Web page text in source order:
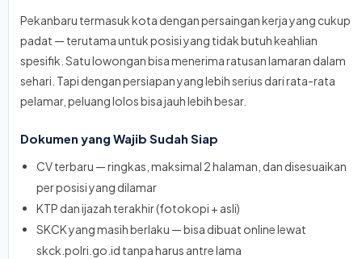
Pekanbaru termasuk kota dengan persaingan kerja yang cukup
padat — terutama untuk posisi yang tidak butuh keahlian
spesifik. Satu lowongan bisa menerima ratusan lamaran dalam
sehari. Tapi dengan persiapan yang lebih serius dari rata-rata
pelamar, peluang lolos bisa jauh lebih besar.
Dokumen yang Wajib Sudah Siap
CV terbaru — ringkas, maksimal 2 halaman, dan disesuaikan
per posisi yang dilamar
KTP dan ijazah terakhir (fotokopi + asli)
SKCK yang masih berlaku — bisa dibuat online lewat
skck.polri.go.id tanpa harus antre lama